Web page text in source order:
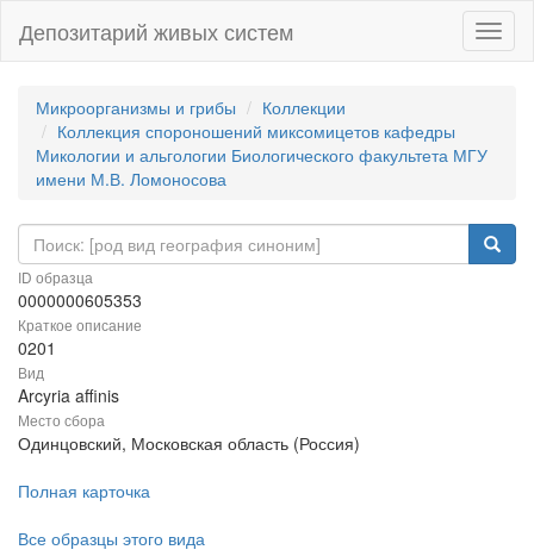
Депозитарий живых систем
Микроорганизмы и грибы
Коллекции
Коллекция спороношений миксомицетов кафедры
Микологии и альгологии Биологического факультета МГУ
имени М.В. Ломоносова
ID образца
0000000605353
Краткое описание
0201
Вид
Arcyria affinis
Место сбора
Одинцовский, Московская область (Россия)
Полная карточка
Все образцы этого вида